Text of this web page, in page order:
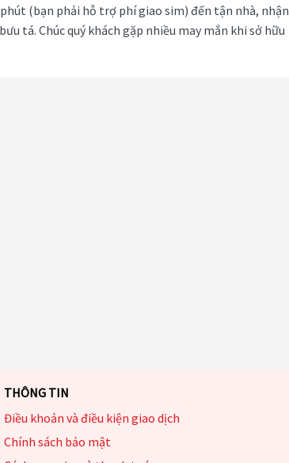
(bạn phải hỗ trợ phí giao sim) đến tận nhà, nhận
tá. Chúc quý khách gặp nhiều may mắn khi sở hữu
THÔNG TIN
Điều khoản và điều kiện giao dịch
Chính sách bảo mật